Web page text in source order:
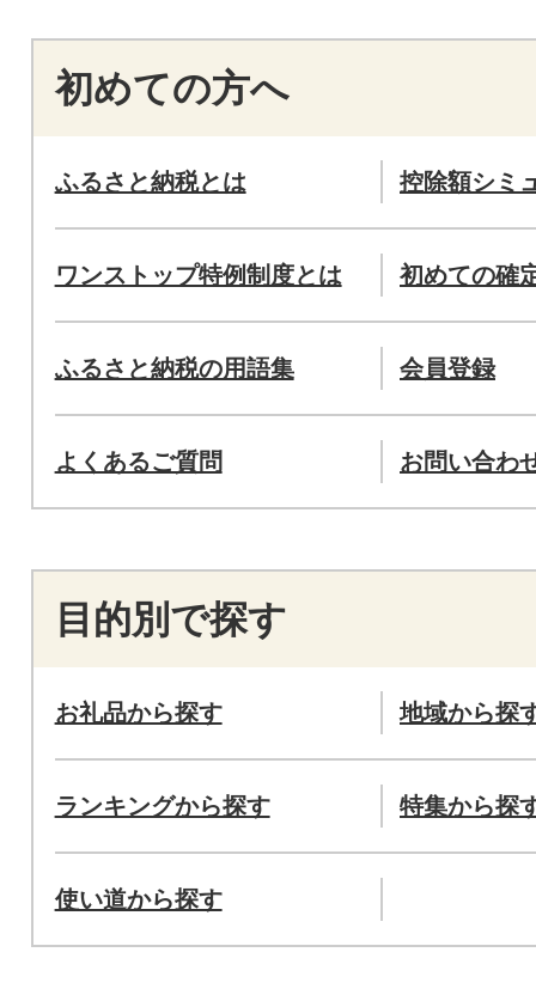
初めての方へ
ふるさと納税とは 控除額シミ
ワンストップ特例制度とは 初めての確
ふるさと納税の用語集 会員登録
よくあるご質問 お問い合わ
目的別で探す
お礼品から探す 地域から探
ランキングから探す 特集から探
使い道から探す